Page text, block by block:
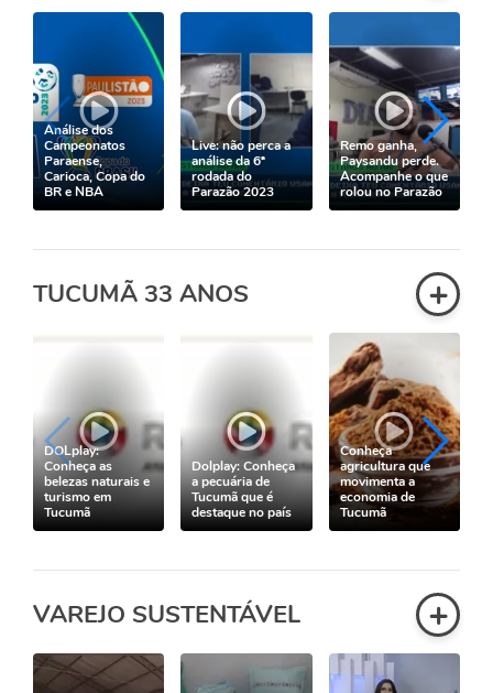
Análise dos
Campeonatos
Paraense,
Carioca, Copa do
BR e NBA
Live: não perca a
análise da 6ª
rodada do
Parazão 2023
Remo ganha,
Paysandu perde.
Acompanhe o que
rolou no Parazão
TUCUMÃ 33 ANOS +
DOLplay:
Conheça as
belezas naturais e
turismo em
Tucumã
Dolplay: Conheça
a pecuária de
Tucumã que é
destaque no país
Conheça
agricultura que
movimenta a
economia de
Tucumã
VAREJO SUSTENTÁVEL +